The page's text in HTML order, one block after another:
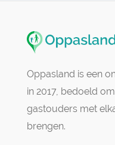
Oppasland is een
in 2017, bedoeld
gastouders met
brengen.